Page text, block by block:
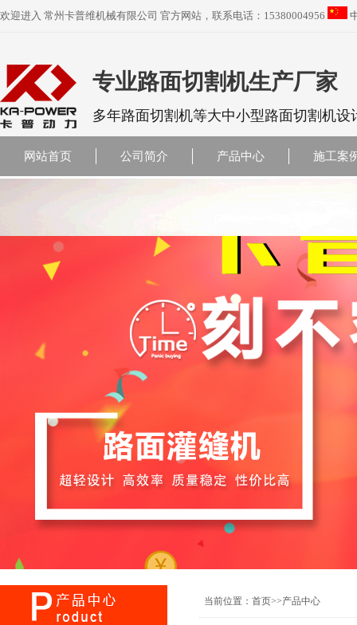
欢迎进入 常州卡普维机械有限公司 官方网站，联系电话：15380004956
专业路面切割机生产厂家
多年路面切割机等大中小型路面切割机设
网站首页 公司简介 产品中心 施工案
当前位置： 首页>>产品中心